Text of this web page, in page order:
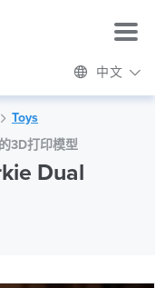
中文
Toys
3D打印模型
Dual